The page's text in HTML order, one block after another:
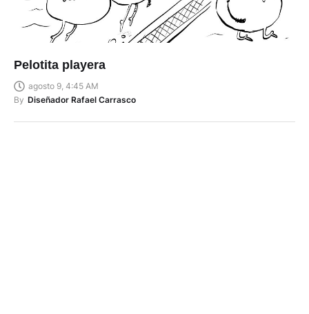
Pelotita playera
agosto 9, 4:45 AM
By Diseñador Rafael Carrasco